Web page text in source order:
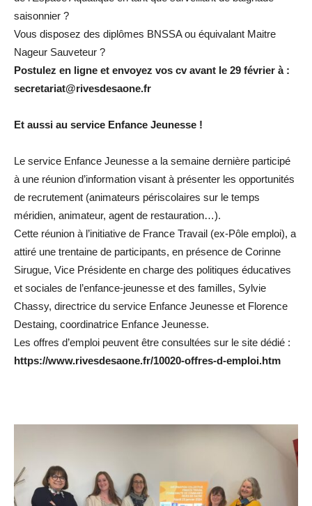
saisonnier ?
Vous disposez des diplômes BNSSA ou équivalant Maitre
Nageur Sauveteur ?
Postulez en ligne et envoyez vos cv avant le 29 février à :
secretariat@rivesdesaone.fr
Et aussi au service Enfance Jeunesse !
Le service Enfance Jeunesse a la semaine dernière participé
à une réunion d’information visant à présenter les opportunités
de recrutement (animateurs périscolaires sur le temps
méridien, animateur, agent de restauration…).
Cette réunion à l’initiative de France Travail (ex-Pôle emploi), a
attiré une trentaine de participants, en présence de Corinne
Sirugue, Vice Présidente en charge des politiques éducatives
et sociales de l’enfance-jeunesse et des familles, Sylvie
Chassy, directrice du service Enfance Jeunesse et Florence
Destaing, coordinatrice Enfance Jeunesse.
Les offres d’emploi peuvent être consultées sur le site dédié :
https://www.rivesdesaone.fr/10020-offres-d-emploi.htm